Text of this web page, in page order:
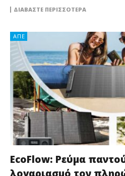
ΔΙΑΒΆΣΤΕ ΠΕΡΙΣΣΌΤΕΡΑ
ΑΠΕ
EcoFlow: Ρεύμα
λογαριασμό τον